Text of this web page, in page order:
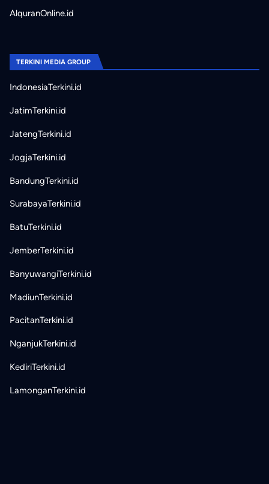
AlquranOnline.id
TERKINI MEDIA GROUP
IndonesiaTerkini.id
JatimTerkini.id
JatengTerkini.id
JogjaTerkini.id
BandungTerkini.id
SurabayaTerkini.id
BatuTerkini.id
JemberTerkini.id
BanyuwangiTerkini.id
MadiunTerkini.id
PacitanTerkini.id
NganjukTerkini.id
KediriTerkini.id
LamonganTerkini.id